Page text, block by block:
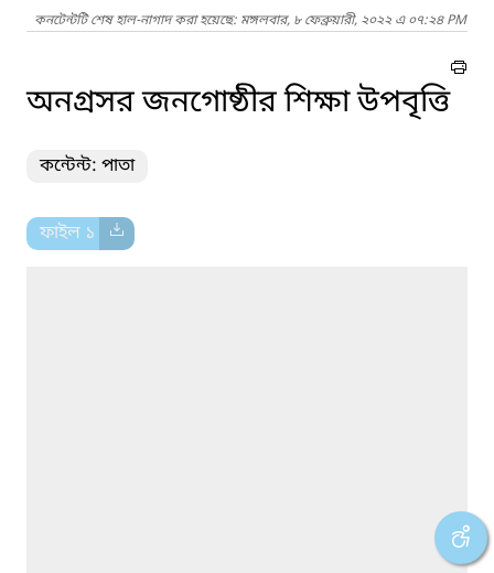
কনটেন্টটি শেষ হাল-নাগাদ করা হয়েছে: মঙ্গলবার, ৮ ফেব্রুয়ারী, ২০২২ এ ০৭:২৪ PM
অনগ্রসর জনগোষ্ঠীর শিক্ষা উপবৃত্তি
কন্টেন্ট: পাতা
ফাইল ১